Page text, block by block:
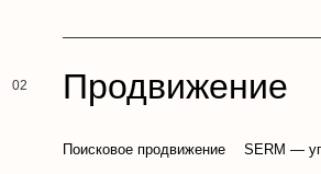
Продвижение
Поисковое продвижение SERM —